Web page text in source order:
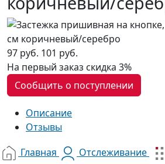
97 руб. 101 руб.
На первый заказ скидка 3%
Сообщить о поступлении
Описание
Отзывы
Главная
Отслеживание